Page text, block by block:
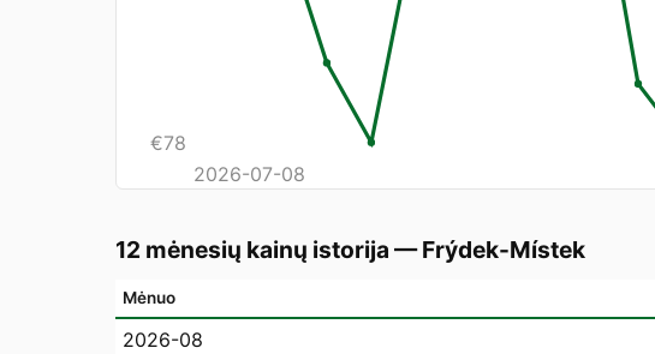
€78
2026-07-08
12 mėnesių kainų istorija —Frýdek-Místek
Mėnuo
2026-08